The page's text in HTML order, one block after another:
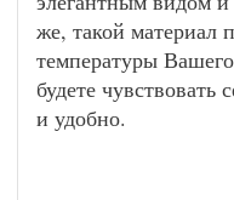
же, такой материал
температуры
будете чувствовать
и удобно.